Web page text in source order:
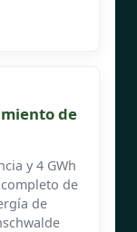
de
y 4 GWh
de
de